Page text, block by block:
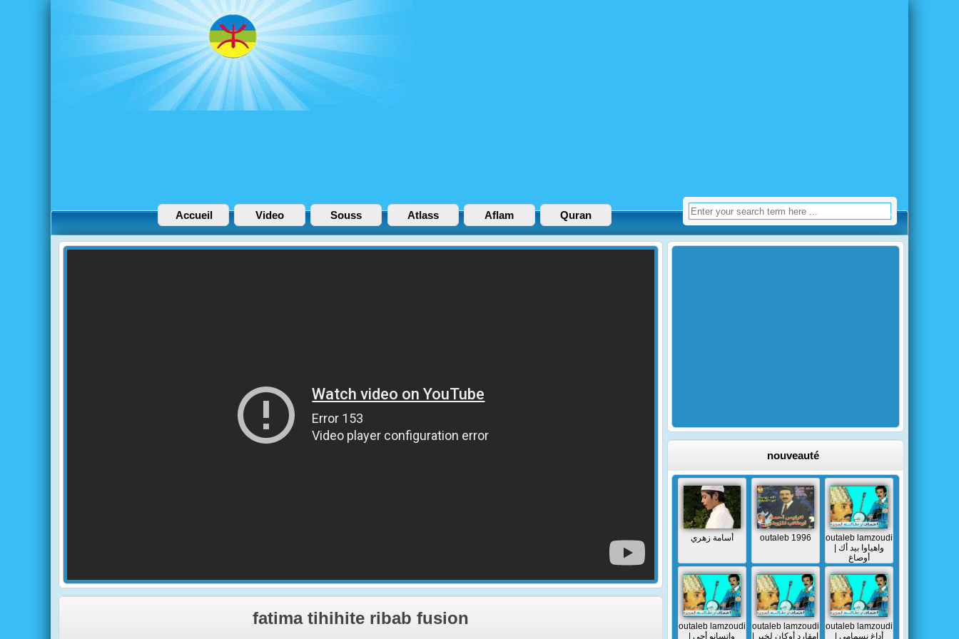
Accueil Video Souss Atlass Aflam Quran
fatima tihihite ribab fusion
nouveauté
أسامة زهري outaleb 1996
outaleb lamzoudi
| واهياوا بيد أك
أوصاغ
outaleb lamzoudi
| واتسانو أجي
outaleb lamzoudi
| إمقارد أوكان لخير
outaleb lamzoudi
| أداغ نسمامي